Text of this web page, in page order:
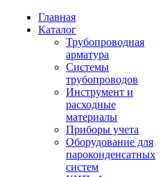
Главная
Каталог
Трубопроводная
арматура
Системы
трубопроводов
Инструмент и
расходные
материалы
Приборы учета
Оборудование для
пароконденсатных
систем